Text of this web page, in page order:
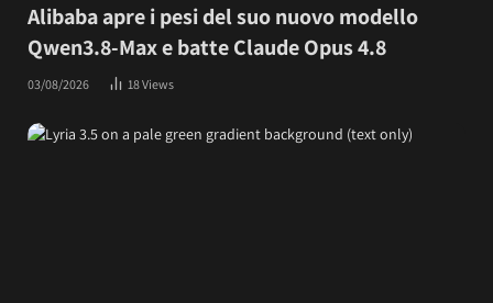
Alibaba apre i pesi del suo nuovo modello
Qwen3.8-Max e batte Claude Opus 4.8
03/08/2026 18Views